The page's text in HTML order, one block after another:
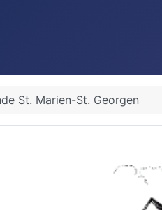
St. Marien-St. Georgen